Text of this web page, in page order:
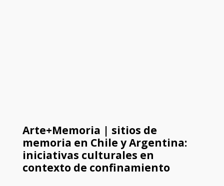
Arte+Memoria | sitios de
memoria en Chile y Argentina:
iniciativas culturales en
contexto de confinamiento